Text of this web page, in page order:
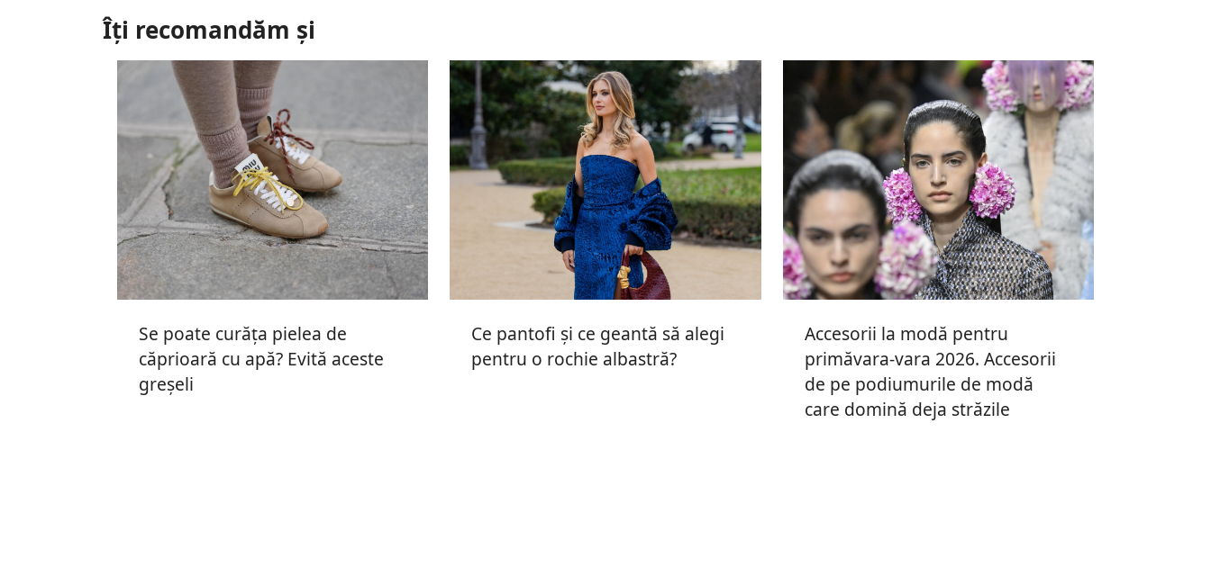
Îți recomandăm și
Se poate curăța pielea de
căprioară cu apă? Evită aceste
greșeli
Ce pantofi și ce geantă să alegi
pentru o rochie albastră?
Accesorii la modă pentru
primăvara-vara 2026. Accesorii
de pe podiumurile de modă
care domină deja străzile